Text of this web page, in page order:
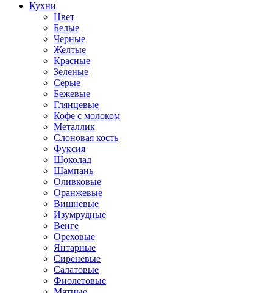
Кухни
Цвет
Белые
Черные
Желтые
Красные
Зеленые
Серые
Бежевые
Глянцевые
Кофе с молоком
Металлик
Слоновая кость
Фуксия
Шоколад
Шампань
Оливковые
Оранжевые
Вишневые
Изумрудные
Венге
Ореховые
Янтарные
Сиреневые
Салатовые
Фиолетовые